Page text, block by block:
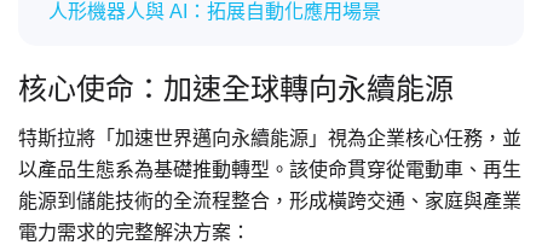
人形機器人與 AI：拓展自動化應用場景
核心使命：加速全球轉向永續能源
特斯拉將「加速世界邁向永續能源」視為企業核心任務，並
以產品生態系為基礎推動轉型。該使命貫穿從電動車、再生
能源到儲能技術的全流程整合，形成橫跨交通、家庭與產業
電力需求的完整解決方案：